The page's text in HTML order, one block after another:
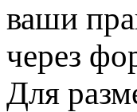
ваши
через
Для